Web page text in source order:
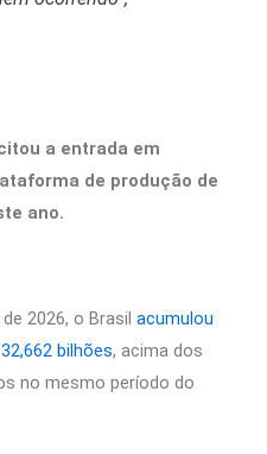
a entrada em
de produção de
ano.
2026, o Brasil acumulou
bilhões, acima dos
no mesmo período do